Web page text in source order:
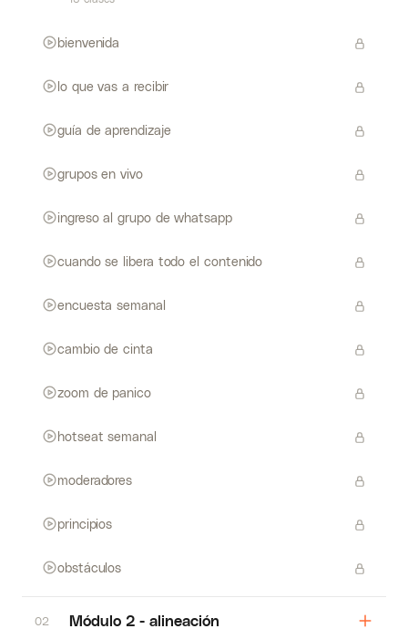
bienvenida
lo que vas a recibir
guía de aprendizaje
grupos en vivo
ingreso al grupo de whatsapp
cuando se libera todo el contenido
encuesta semanal
cambio de cinta
zoom de panico
hotseat semanal
moderadores
principios
obstáculos
02 Módulo 2 - alineación